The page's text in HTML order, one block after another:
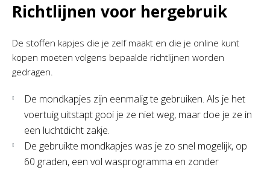
Richtlijnen voor hergebruik
De stoffen kapjes die je zelf maakt en die je online kunt
kopen moeten volgens bepaalde richtlijnen worden
gedragen.
De mondkapjes zijn eenmalig te gebruiken. Als je het
voertuig uitstapt gooi je ze niet weg, maar doe je ze in
een luchtdicht zakje.
De gebruikte mondkapjes was je zo snel mogelijk, op
60 graden, een vol wasprogramma en zonder